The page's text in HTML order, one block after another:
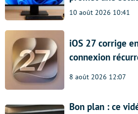
10 août 2026 10:41
iOS 27 corrige
connexion
8 août 2026 12:07
Bon plan : ce